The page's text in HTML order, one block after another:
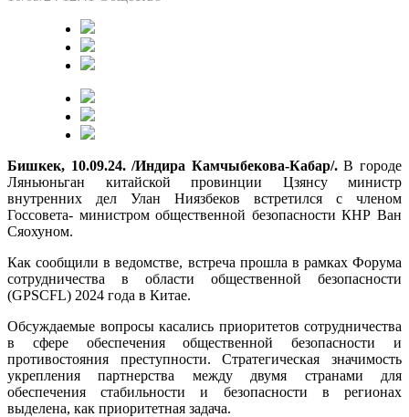
Бишкек, 10.09.24. /Индира Камчыбекова-Кабар/.В городе
Ляньюньган китайской провинции Цзянсу министр
внутренних дел Улан Ниязбеков встретился с членом
Госсовета- министром общественной безопасности КНР Ван
Сяохуном.
Как сообщили в ведомстве, встреча прошла в рамках Форума
сотрудничества в области общественной безопасности
(GPSCFL) 2024 года в Китае.
Обсуждаемые вопросы касались приоритетов сотрудничества
в сфере обеспечения общественной безопасности и
противостояния преступности. Стратегическая значимость
укрепления партнерства между двумя странами для
обеспечения стабильности и безопасности в регионах
выделена, как приоритетная задача.